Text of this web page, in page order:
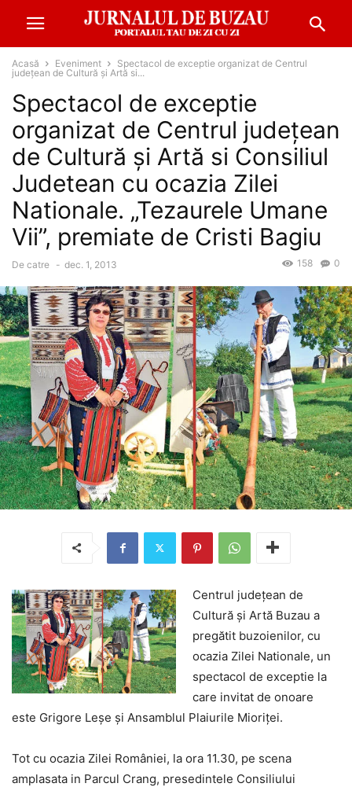
Acasă Eveniment
Spectacol de exceptie organizat de Centrul
județean de Cultură și Artă si...
Spectacol de exceptie
organizat de Centrul județean
de Cultură și Artă si Consiliul
Judetean cu ocazia Zilei
Nationale. „Tezaurele Umane
Vii”, premiate de Cristi Bagiu
De catre - dec. 1, 2013 0
158
Centrul județean de
Cultură și Artă Buzau a
pregătit buzoienilor, cu
ocazia Zilei Nationale, un
spectacol de exceptie la
care invitat de onoare
este Grigore Leșe și Ansamblul Plaiurile Mioriței.
Tot cu ocazia Zilei României, la ora 11.30, pe scena
amplasata in Parcul Crang, presedintele Consiliului